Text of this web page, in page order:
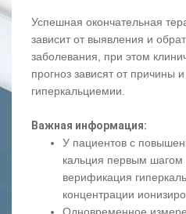
Успешная окончательная
зависит от выявления и
заболевания, при этом
прогноз зависят от причины
гиперкальциемии.
Важная информация:
У пациентов с
кальция первым шагом
верификация
концентрации